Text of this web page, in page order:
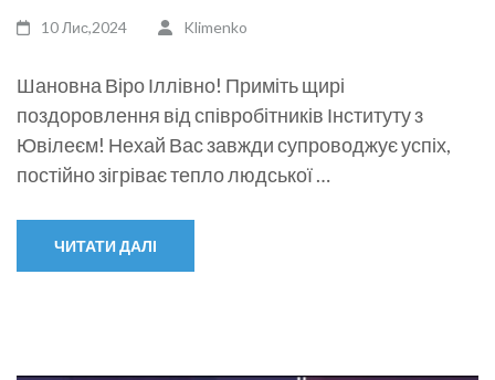
10 Лис,2024 Klimenko
Шановна Віро Іллівно! Приміть щирі
поздоровлення від співробітників Інституту з
Ювілеєм! Нехай Вас завжди супроводжує успіх,
постійно зігріває тепло людської …
ЧИТАТИ ДАЛІ